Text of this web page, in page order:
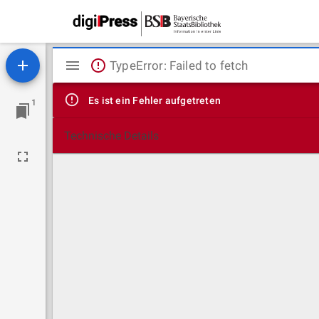
1
Mirador
Viewer
TypeError: Failed to fetch
Es ist ein Fehler aufgetreten
Technische Details